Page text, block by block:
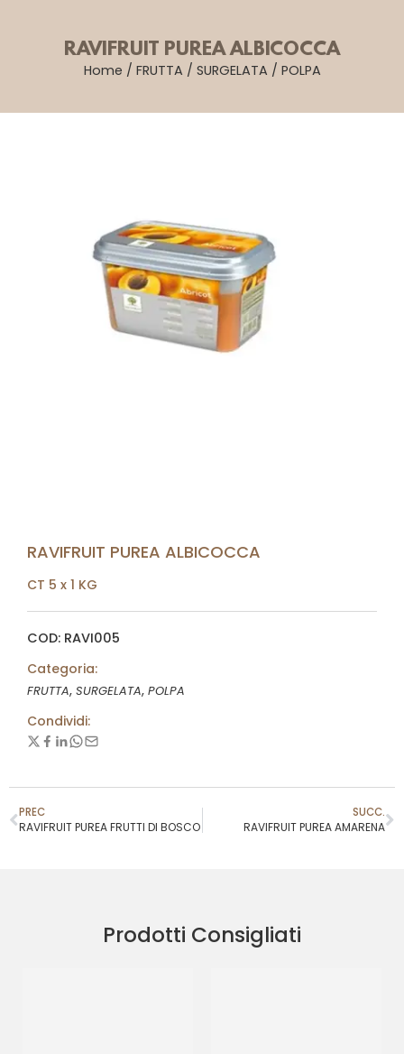
RAVIFRUIT PUREA ALBICOCCA
Home / FRUTTA / SURGELATA / POLPA
RAVIFRUIT PUREA ALBICOCCA
CT 5 x 1 KG
COD: RAVI005
Categoria:
FRUTTA, SURGELATA, POLPA
Condividi:
PREC
RAVIFRUIT PUREA FRUTTI DI BOSCO
SUCC.
RAVIFRUIT PUREA AMARENA
Prodotti Consigliati